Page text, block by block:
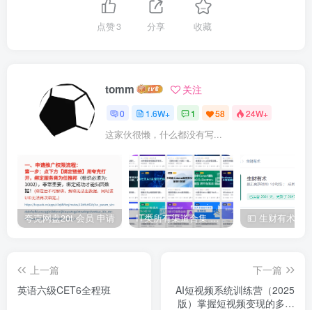
点赞3 分享 收藏
tomm 关注
0 1.6W+ 1 58 24W+
这家伙很懒，什么都没有写...
夸克网盘20t 会员 申请 IT类所有渠道合集 持续日更，目前近四千多条资源 年费用户微信私信获取权限
上一篇
英语六级CET6全程班
下一篇
AI短视频系统训练营（2025
版）掌握短视频变现的多种